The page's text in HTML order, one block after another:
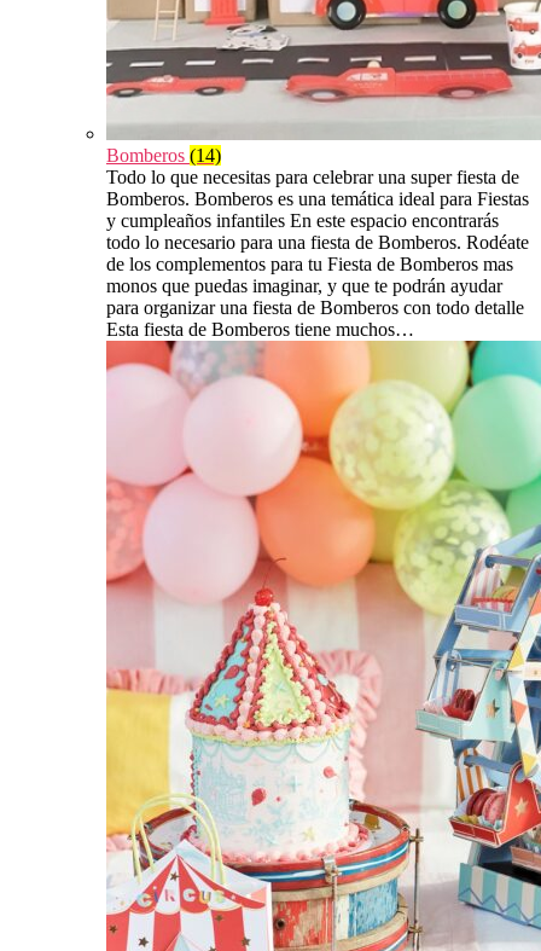
Bomberos (14)
Todo lo que necesitas para celebrar una super fiesta de
Bomberos. Bomberos es una temática ideal para Fiestas
y cumpleaños infantiles En este espacio encontrarás
todo lo necesario para una fiesta de Bomberos. Rodéate
de los complementos para tu Fiesta de Bomberos mas
monos que puedas imaginar, y que te podrán ayudar
para organizar una fiesta de Bomberos con todo detalle
Esta fiesta de Bomberos tiene muchos…